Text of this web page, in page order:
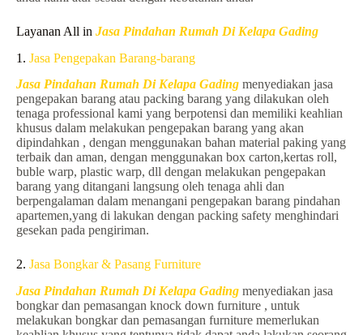
Layanan All in Jasa Pindahan Rumah Di Kelapa Gading
1. Jasa Pengepakan Barang-barang
Jasa Pindahan Rumah Di Kelapa Gading menyediakan jasa
pengepakan barang atau packing barang yang dilakukan oleh
tenaga professional kami yang berpotensi dan memiliki keahlian
khusus dalam melakukan pengepakan barang yang akan
dipindahkan , dengan menggunakan bahan material paking yang
terbaik dan aman, dengan menggunakan box carton,kertas roll,
buble warp, plastic warp, dll dengan melakukan pengepakan
barang yang ditangani langsung oleh tenaga ahli dan
berpengalaman dalam menangani pengepakan barang pindahan
apartemen,yang di lakukan dengan packing safety menghindari
gesekan pada pengiriman.
2. Jasa Bongkar & Pasang Furniture
Jasa Pindahan Rumah Di Kelapa Gading menyediakan jasa
bongkar dan pemasangan knock down furniture , untuk
melakukan bongkar dan pemasangan furniture memerlukan